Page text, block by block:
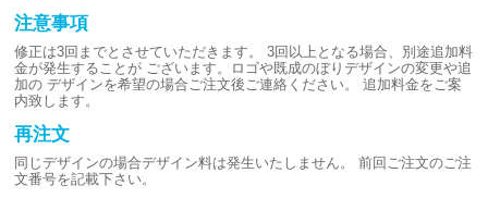
注意事項
修正は3回までとさせていただきます。
3回以上となる場合、別途追加料
金が発生することが ございます。ロゴや既成のぼりデザインの変更や追
加の デザインを希望の場合ご注文後ご連絡ください。
追加料金をご案
内致します。
再注文
同じデザインの場合デザイン料は発生いたしません。
前回ご注文のご注
文番号を記載下さい。